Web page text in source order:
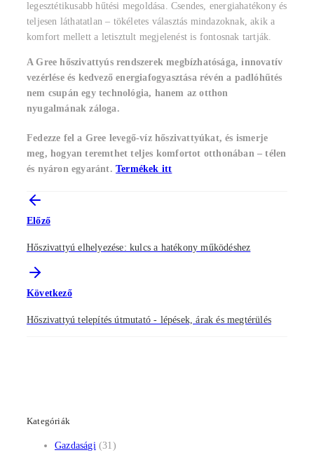
legesztétikusabb hűtési megoldása. Csendes, energiahatékony és
teljesen láthatatlan – tökéletes választás mindazoknak, akik a
komfort mellett a letisztult megjelenést is fontosnak tartják.
A Gree hőszivattyús rendszerek megbízhatósága, innovatív
vezérlése és kedvező energiafogyasztása révén a padlóhűtés
nem csupán egy technológia, hanem az otthon
nyugalmának záloga.
Fedezze fel a Gree levegő-víz hőszivattyúkat, és ismerje
meg, hogyan teremthet teljes komfortot otthonában – télen
és nyáron egyaránt. Termékek itt
Előző
Hőszivattyú elhelyezése: kulcs a hatékony működéshez
Következő
Hőszivattyú telepítés útmutató - lépések, árak és megtérülés
Kategóriák
Gazdasági(31)